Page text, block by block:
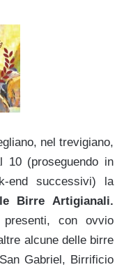
nel trevigiano,
10 (proseguendo in
end successivi) la
Birre Artigianali.
con ovvio
alcune delle birre
Gabriel, Birrificio